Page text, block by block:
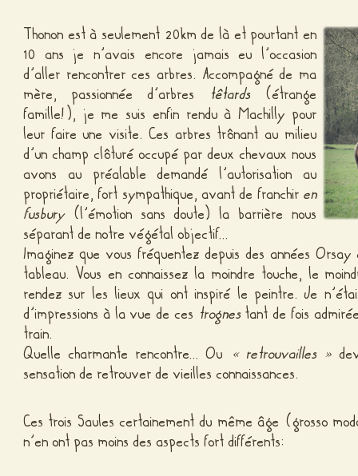
Thonon est à seulement 20km de là et pourtant en
10 ans je n’avais encore jamais eu l’occasion
d’aller rencontrer ces arbres. Accompagné de ma
mère, passionnée d’arbres têtards(étrange
famille!), je me suis enfin rendu à Machilly pour
leur faire une visite. Ces arbres trônant au milieu
d’un champ clôturé occupé par deux chevaux nous
avons au préalable demandé l’autorisation au
propriétaire, fort sympathique, avant de franchir en
fusbury(l’émotion sans doute) la barrière nous
séparant de notre végétal objectif…
Imaginez que vous fréquentez depuis des années
tableau. Vous en connaissez la moindre touche, le
rendez sur les lieux qui ont inspiré le peintre. Je
d’impressions à la vue de ces trognestant de fois
train.
Quelle charmante rencontre… Ou « retrouvailles »
sensation de retrouver de vieilles connaissances.
Ces trois Saules certainement du même âge (grosso
n’en ont pas moins des aspects fort différents: